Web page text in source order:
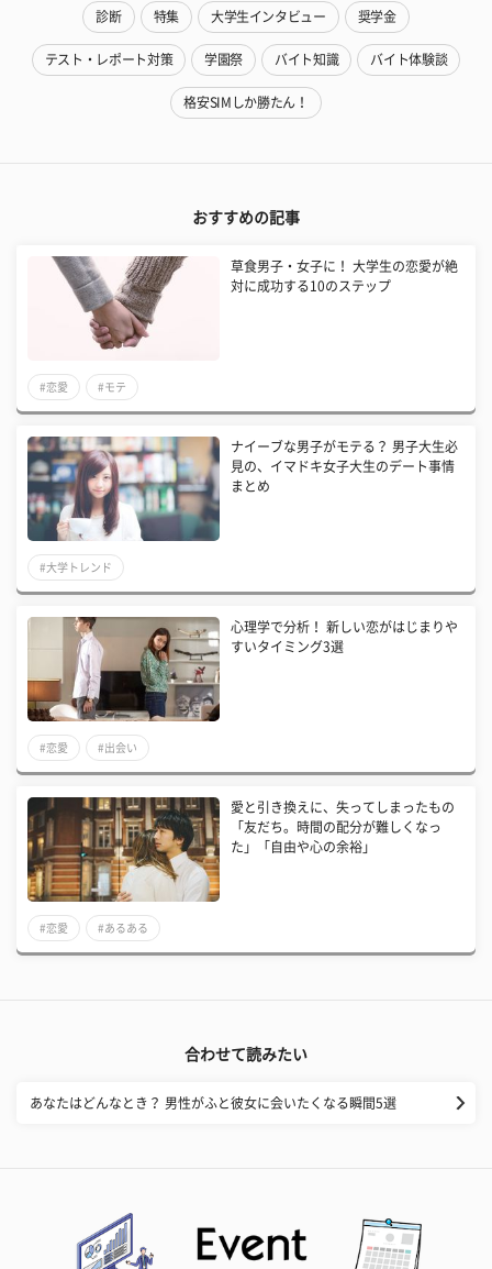
診断 特集 大学生インタビュー 奨学金
テスト・レポート対策 学園祭 バイト知識 バイト体験談
格安SIMしか勝たん！
おすすめの記事
草食男子・女子に！ 大学生の恋愛が絶
対に成功する10のステップ
#恋愛 #モテ
ナイーブな男子がモテる？ 男子大生必
見の、イマドキ女子大生のデート事情
まとめ
#大学トレンド
心理学で分析！ 新しい恋がはじまりや
すいタイミング3選
#恋愛 #出会い
愛と引き換えに、失ってしまったもの
「友だち。時間の配分が難しくなっ
た」「自由や心の余裕」
#恋愛 #あるある
合わせて読みたい
あなたはどんなとき？ 男性がふと彼女に会いたくなる瞬間5選